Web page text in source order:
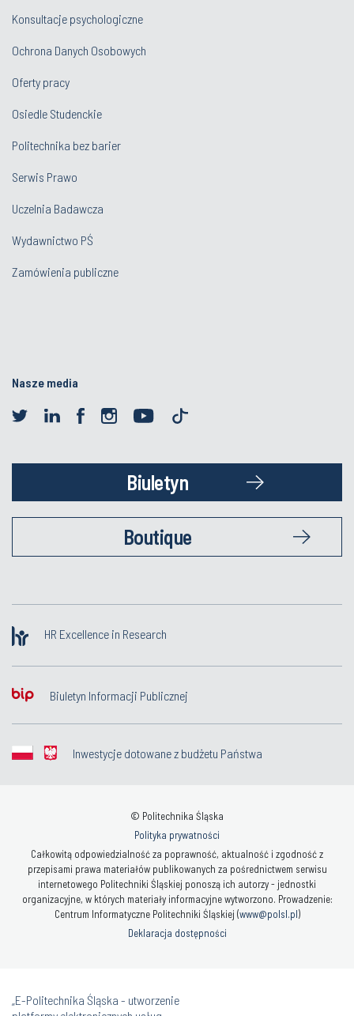
Konsultacje psychologiczne
Ochrona Danych Osobowych
Oferty pracy
Osiedle Studenckie
Politechnika bez barier
Serwis Prawo
Uczelnia Badawcza
Wydawnictwo PŚ
Zamówienia publiczne
Nasze media
Biuletyn
Boutique
HR Excellence in Research
Biuletyn Informacji Publicznej
Inwestycje dotowane z budżetu Państwa
© Politechnika Śląska
Polityka prywatności
Całkowitą odpowiedzialność za poprawność, aktualność i zgodność z
przepisami prawa materiałów publikowanych za pośrednictwem serwisu
internetowego Politechniki Śląskiej ponoszą ich autorzy - jednostki
organizacyjne, w których materiały informacyjne wytworzono. Prowadzenie:
Centrum Informatyczne Politechniki Śląskiej (www@polsl.pl)
Deklaracja dostępności
„E-Politechnika Śląska - utworzenie